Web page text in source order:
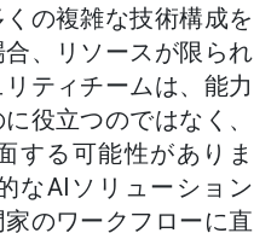
の複雑な技術構成を
、リソースが限られ
ティチームは、能力
役立つのではなく、
する可能性がありま
なAIソリューション
のワークフローに直